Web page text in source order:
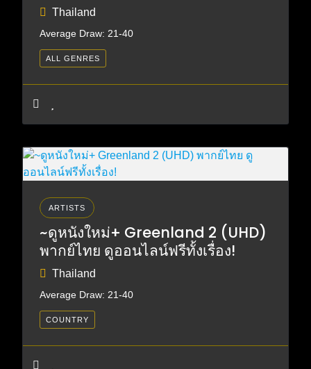
Thailand
Average Draw: 21-40
ALL GENRES
ARTISTS
~ดูหนังใหม่+ Greenland 2 (UHD)
พากย์ไทย ดูออนไลน์ฟรีทั้งเรื่อง!
Thailand
Average Draw: 21-40
COUNTRY